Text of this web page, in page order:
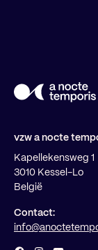
vzw a nocte
Kapellekensweg 1
3010 Kessel-Lo
België
Contact: